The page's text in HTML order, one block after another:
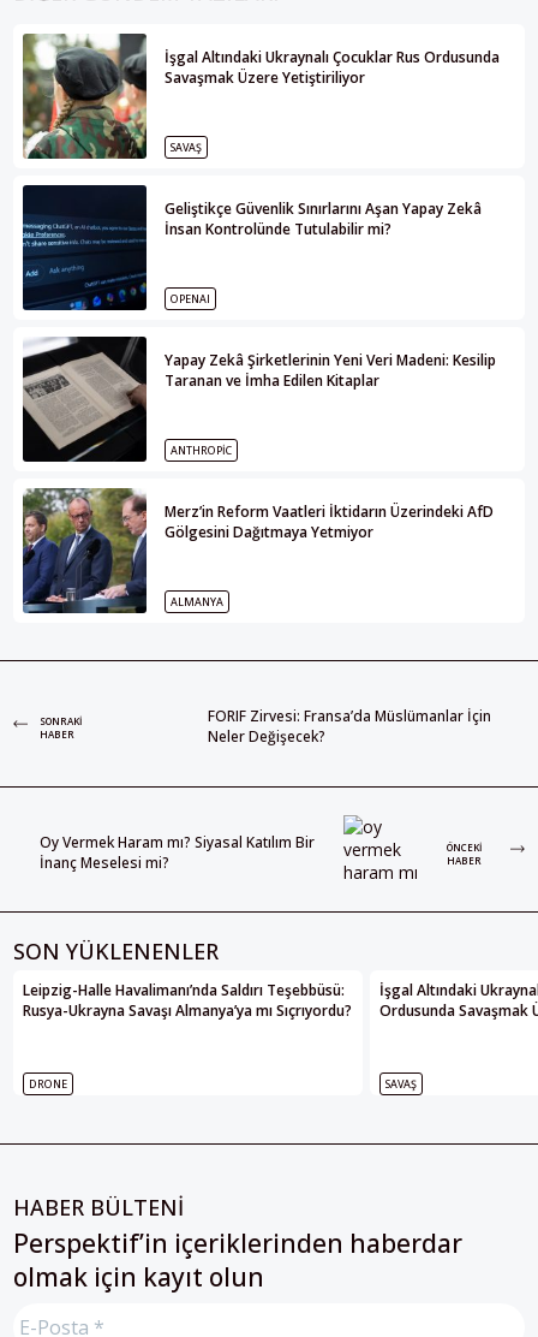
İşgal Altındaki Ukraynalı Çocuklar Rus Ordusunda
Savaşmak Üzere Yetiştiriliyor
SAVAŞ
Geliştikçe Güvenlik Sınırlarını Aşan Yapay Zekâ
İnsan Kontrolünde Tutulabilir mi?
OPENAI
Yapay Zekâ Şirketlerinin Yeni Veri Madeni: Kesilip
Taranan ve İmha Edilen Kitaplar
ANTHROPIC
Merz’in Reform Vaatleri İktidarın Üzerindeki AfD
Gölgesini Dağıtmaya Yetmiyor
ALMANYA
SONRAKI
HABER
FORIF Zirvesi: Fransa’da Müslümanlar İçin
Neler Değişecek?
Oy Vermek Haram mı? Siyasal Katılım Bir
İnanç Meselesi mi?
ÖNCEKI
HABER
SON YÜKLENENLER
Leipzig-Halle Havalimanı’nda Saldırı Teşebbüsü:
Rusya-Ukrayna Savaşı Almanya’ya mı Sıçrıyordu?
DRONE
İşgal Altındaki
Ordusunda Savaşmak
SAVAŞ
HABER BÜLTENİ
Perspektif’in içeriklerinden haberdar
olmak için kayıt olun